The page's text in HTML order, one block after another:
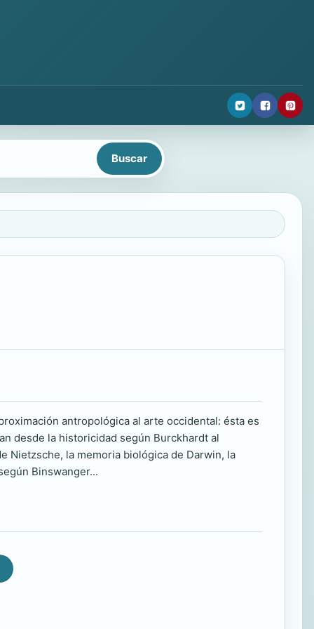
antropológica al arte occidental: ésta es
desde la historicidad según Burckhardt al
Nietzsche, la memoria biológica de Darwin, la
Binswanger...